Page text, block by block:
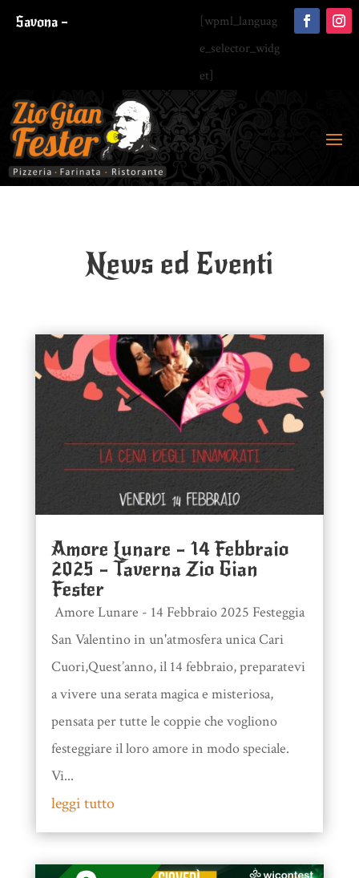
Savona –
[wpml_languag
e_selector_widg
et]
News ed Eventi
Amore Lunare – 14 Febbraio
2025 – Taverna Zio Gian
Fester
​ Amore Lunare - 14 Febbraio 2025 Festeggia
San Valentino in un'atmosfera unica Cari
Cuori,Quest’anno, il 14 febbraio, preparatevi
a vivere una serata magica e misteriosa,
pensata per tutte le coppie che vogliono
festeggiare il loro amore in modo speciale.
Vi...
leggi tutto